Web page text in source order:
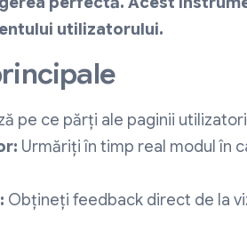
utilizatorului.
pe ce părți ale paginii
Urmăriți în timp real modul în
Obțineți feedback direct de la